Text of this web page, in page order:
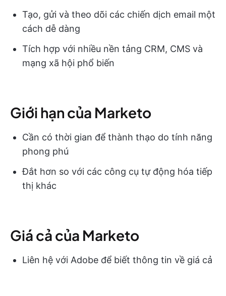
Tạo, gửi và theo dõi các chiến dịch email một
cách dễ dàng
Tích hợp với nhiều nền tảng CRM, CMS và
mạng xã hội phổ biến
Giới hạn của Marketo
Cần có thời gian để thành thạo do tính năng
phong phú
Đắt hơn so với các công cụ tự động hóa tiếp
thị khác
Giá cả của Marketo
Liên hệ với Adobe để biết thông tin về giá cả